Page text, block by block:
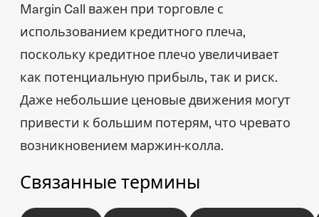
Margin Call важен при торговле с
использованием кредитного плеча,
поскольку кредитное плечо увеличивает
как потенциальную прибыль, так и риск.
Даже небольшие ценовые движения могут
привести к большим потерям, что чревато
возникновением маржин-колла.
Связанные термины